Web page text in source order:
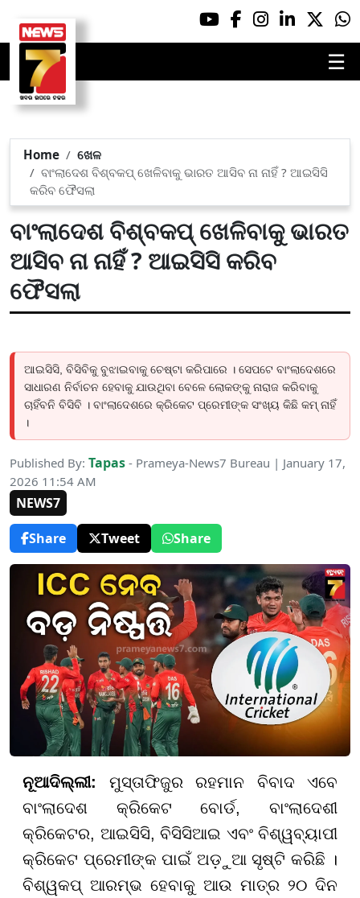
☰
Home
ଖେଳ
ବାଂଲାଦେଶ ବିଶ୍ବକପ୍ ଖେଳିବାକୁ ଭାରତ ଆସିବ ନା ନାହିଁ ? ଆଇସିସି
କରିବ ଫୈସଲା
ବାଂଲାଦେଶ ବିଶ୍ବକପ୍ ଖେଳିବାକୁ ଭାରତ
ଆସିବ ନା ନାହିଁ ? ଆଇସିସି କରିବ
ଫୈସଲା
ଆଇସିସି, ବିସିବିକୁ ବୁଝାଇବାକୁ ଚେଷ୍ଟା କରିପାରେ । ସେପଟେ ବାଂଲାଦେଶରେ
ସାଧାରଣ ନିର୍ବାଚନ ହେବାକୁ ଯାଉଥିବା ବେଳେ ଲୋକଙ୍କୁ ନାରାଜ କରିବାକୁ
ଚାହିଁବନି ବିସିବି । ବାଂଲାଦେଶରେ କ୍ରିକେଟ ପ୍ରେମୀଙ୍କ ସଂଖ୍ୟ କିଛି କମ୍ ନାହିଁ
।
Published By: Tapas - Prameya-News7 Bureau | January 17,
2026 11:54 AM
NEWS7
Share
Tweet Share
ନୂଆଦିଲ୍ଲୀ: ମୁସ୍ତାଫିଜୁର ରହମାନ ବିବାଦ ଏବେ
ବାଂଲାଦେଶ କ୍ରିକେଟ ବୋର୍ଡ, ବାଂଲାଦେଶୀ
କ୍ରିକେଟର, ଆଇସିସି, ବିସିସିଆଇ ଏବଂ ବିଶ୍ୱବ୍ୟାପୀ
କ୍ରିକେଟ ପ୍ରେମୀଙ୍କ ପାଇଁ ଅଡ଼ୁଆ ସୃଷ୍ଟି କରିଛି ।
ବିଶ୍ୱକପ୍ ଆରମ୍ଭ ହେବାକୁ ଆଉ ମାତ୍ର ୨୦ ଦିନ